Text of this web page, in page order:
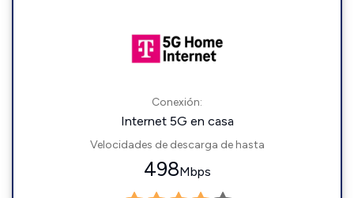
Conexión:
Internet 5G en casa
Velocidades de descarga de hasta
498Mbps